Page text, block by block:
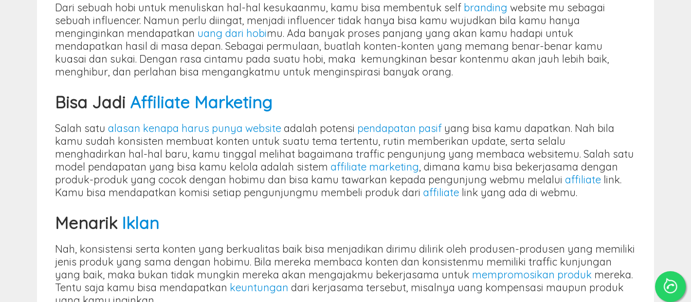
Dari sebuah hobi untuk menuliskan hal-hal kesukaanmu, kamu bisa membentuk self branding website mu sebagai
sebuah influencer. Namun perlu diingat, menjadi influencer tidak hanya bisa kamu wujudkan bila kamu hanya
menginginkan mendapatkan uang dari hobimu. Ada banyak proses panjang yang akan kamu hadapi untuk
mendapatkan hasil di masa depan. Sebagai permulaan, buatlah konten-konten yang memang benar-benar kamu
kuasai dan sukai. Dengan rasa cintamu pada suatu hobi, maka kemungkinan besar kontenmu akan jauh lebih baik,
menghibur, dan perlahan bisa mengangkatmu untuk menginspirasi banyak orang.
Bisa Jadi Affiliate Marketing
Salah satu alasan kenapa harus punya website adalah potensi pendapatan pasif yang bisa kamu dapatkan. Nah bila
kamu sudah konsisten membuat konten untuk suatu tema tertentu, rutin memberikan update, serta selalu
menghadirkan hal-hal baru, kamu tinggal melihat bagaimana traffic pengunjung yang membaca websitemu. Salah satu
model pendapatan yang bisa kamu kelola adalah sistem affiliate marketing , dimana kamu bisa bekerjasama dengan
produk-produk yang cocok dengan hobimu dan bisa kamu tawarkan kepada pengunjung webmu melalui affiliate link.
Kamu bisa mendapatkan komisi setiap pengunjungmu membeli produk dari affiliate link yang ada di webmu.
Menarik Iklan
Nah, konsistensi serta konten yang berkualitas baik bisa menjadikan dirimu dilirik oleh produsen-produsen yang memiliki
jenis produk yang sama dengan hobimu. Bila mereka membaca konten dan konsistenmu memiliki traffic kunjungan
yang baik, maka bukan tidak mungkin mereka akan mengajakmu bekerjasama untuk mempromosikan produk mereka.
Tentu saja kamu bisa mendapatkan keuntungan dari kerjasama tersebut, misalnya uang kompensasi maupun produk